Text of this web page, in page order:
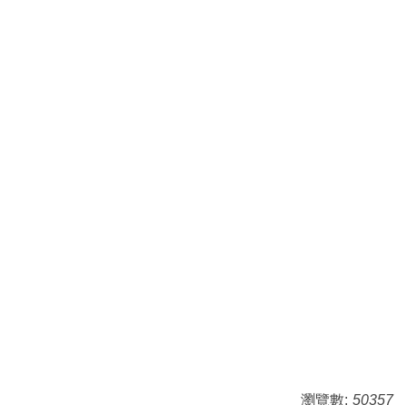
瀏覽數: 50357